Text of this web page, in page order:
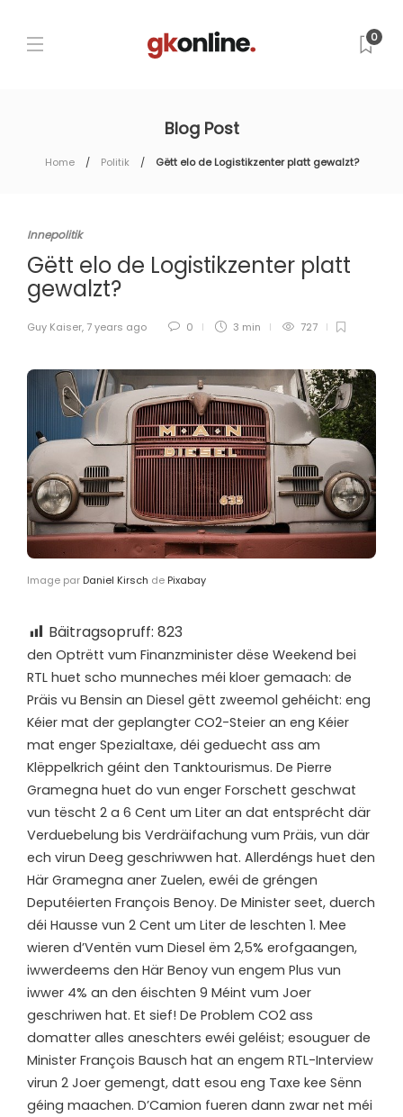
0
Blog Post
Home Politik Gëtt elo de Logistikzenter platt gewalzt?
Innepolitik
Gëtt elo de Logistikzenter platt
gewalzt?
Guy Kaiser, 7 years ago 0 3 min 727
Image par Daniel Kirsch de Pixabay
Bäitragsopruff: 823
den Optrëtt vum Finanzminister dëse Weekend bei
RTL huet scho munneches méi kloer gemaach: de
Präis vu Bensin an Diesel gëtt zweemol gehéicht: eng
Kéier mat der geplangter CO2-Steier an eng Kéier
mat enger Spezialtaxe, déi geduecht ass am
Klëppelkrich géint den Tanktourismus. De Pierre
Gramegna huet do vun enger Forschett geschwat
vun tëscht 2 a 6 Cent um Liter an dat entsprécht där
Verduebelung bis Verdräifachung vum Präis, vun där
ech virun Deeg geschriwwen hat. Allerdéngs huet den
Här Gramegna aner Zuelen, ewéi de gréngen
Deputéierten François Benoy. De Minister seet, duerch
déi Hausse vun 2 Cent um Liter de leschten 1. Mee
wieren d’Ventën vum Diesel ëm 2,5% erofgaangen,
iwwerdeems den Här Benoy vun engem Plus vun
iwwer 4% an den éischten 9 Méint vum Joer
geschriwen hat. Et sief! De Problem CO2 ass
domatter alles aneschters ewéi geléist; esouguer de
Minister François Bausch hat an engem RTL-Interview
virun 2 Joer gemengt, datt esou eng Taxe kee Sënn
géing maachen. D’Camion fueren dann zwar net méi